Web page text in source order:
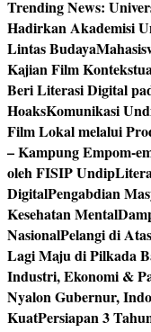
Trending News:
Hadirkan Akademisi
Lintas Budaya
Kajian Film
Beri Literasi Digital
HoaksKomunikasi
Film Lokal melalui
– Kampung Empom-
oleh FISIP Undip
DigitalPengabdian
Kesehatan Mental
NasionalPelangi di
Lagi Maju di Pilkada
Industri, Ekonomi &
Nyalon Gubernur,
KuatPersiapan 3